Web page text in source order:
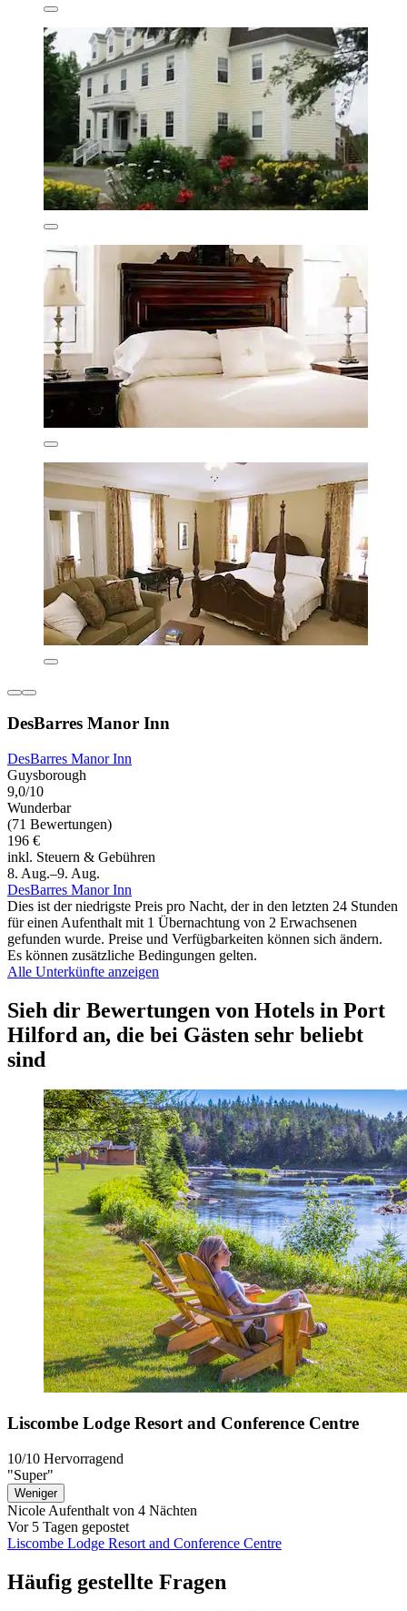
DesBarres Manor Inn
DesBarres Manor Inn
Guysborough
9,0/10
Wunderbar
(71 Bewertungen)
196 €
inkl. Steuern & Gebühren
8. Aug.–9. Aug.
DesBarres Manor Inn
Dies ist der niedrigste Preis pro Nacht, der in den letzten 24 Stunden
für einen Aufenthalt mit 1 Übernachtung von 2 Erwachsenen
gefunden wurde. Preise und Verfügbarkeiten können sich ändern.
Es können zusätzliche Bedingungen gelten.
Alle Unterkünfte anzeigen
Sieh dir Bewertungen von Hotels in Port
Hilford an, die bei Gästen sehr beliebt
sind
Liscombe Lodge Resort and Conference Centre
10/10 Hervorragend
"Super"
Weniger
Nicole Aufenthalt von 4 Nächten
Vor 5 Tagen gepostet
Liscombe Lodge Resort and Conference Centre
Häufig gestellte Fragen